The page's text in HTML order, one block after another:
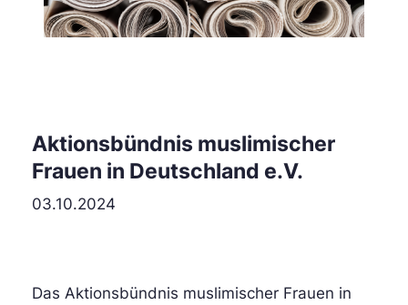
Aktionsbündnis muslimischer
Frauen in Deutschland e.V.
03.10.2024
Das Aktionsbündnis muslimischer Frauen in